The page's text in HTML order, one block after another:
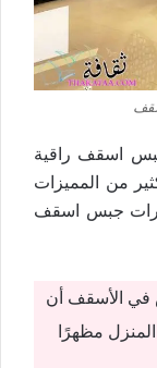
اسقف راقية
الكثير من المميزات
جبس اسقف
في الأسقف أن
مظهرًا